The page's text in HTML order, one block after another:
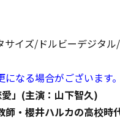
イズ/ドルビーデジタル
なる場合がございます
」(主演：山下智久)
・櫻井ハルカの高校時